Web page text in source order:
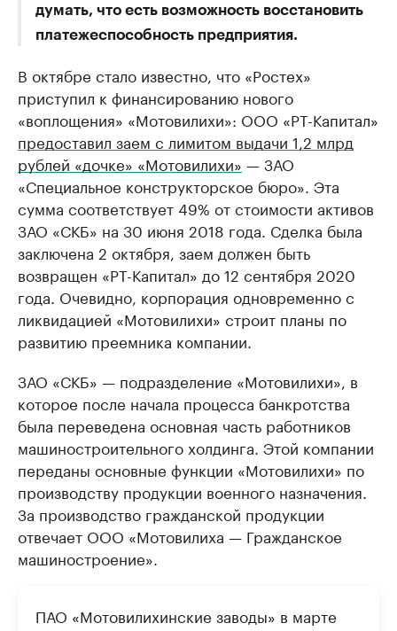
думать, что есть возможность восстановить
платежеспособность предприятия.
В октябре стало известно, что «Ростех»
приступил к финансированию нового
«воплощения» «Мотовилихи»: ООО «РТ-Капитал»
предоставил заем с лимитом выдачи 1,2 млрд
рублей «дочке» «Мотовилихи» — ЗАО
«Специальное конструкторское бюро». Эта
сумма соответствует 49% от стоимости активов
ЗАО «СКБ» на 30 июня 2018 года. Сделка была
заключена 2 октября, заем должен быть
возвращен «РТ-Капитал» до 12 сентября 2020
года. Очевидно, корпорация одновременно с
ликвидацией «Мотовилихи» строит планы по
развитию преемника компании.
ЗАО «СКБ» — подразделение «Мотовилихи», в
которое после начала процесса банкротства
была переведена основная часть работников
машиностроительного холдинга. Этой компании
переданы основные функции «Мотовилихи» по
производству продукции военного назначения.
За производство гражданской продукции
отвечает ООО «Мотовилиха — Гражданское
машиностроение».
ПАО «Мотовилихинские заводы» в марте